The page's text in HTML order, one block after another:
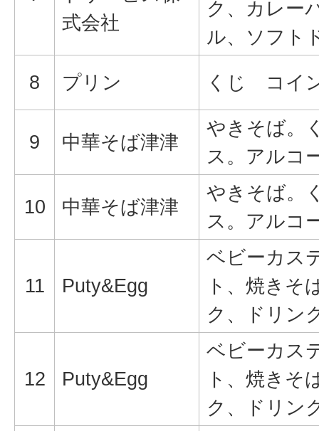
式会社
ク、カレー
ル、ソフト
8 プリン くじ コイ
9 中華そば津津
やきそば。
ス。アルコ
10 中華そば津津
やきそば。
ス。アルコ
11 Puty&Egg
ベビーカス
ト、焼きそ
ク、ドリン
12 Puty&Egg
ベビーカス
ト、焼きそ
ク、ドリン